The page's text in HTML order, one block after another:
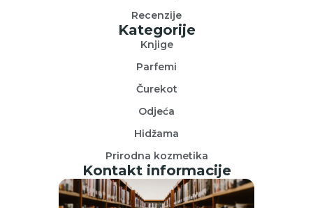
Recenzije
Kategorije
Knjige
Parfemi
Čurekot
Odjeća
Hidžama
Prirodna kozmetika
Kontakt informacije